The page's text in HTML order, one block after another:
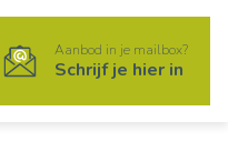
Aanbod in je mailbox?
Schrijf je hier in